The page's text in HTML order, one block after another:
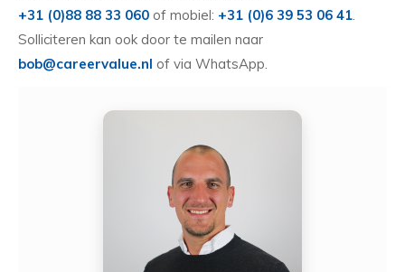
+31 (0)88 88 33 060 of mobiel: +31 (0)6 39 53 06 41
Solliciteren kan ook door te mailen naar
bob@careervalue.nl of via WhatsApp.